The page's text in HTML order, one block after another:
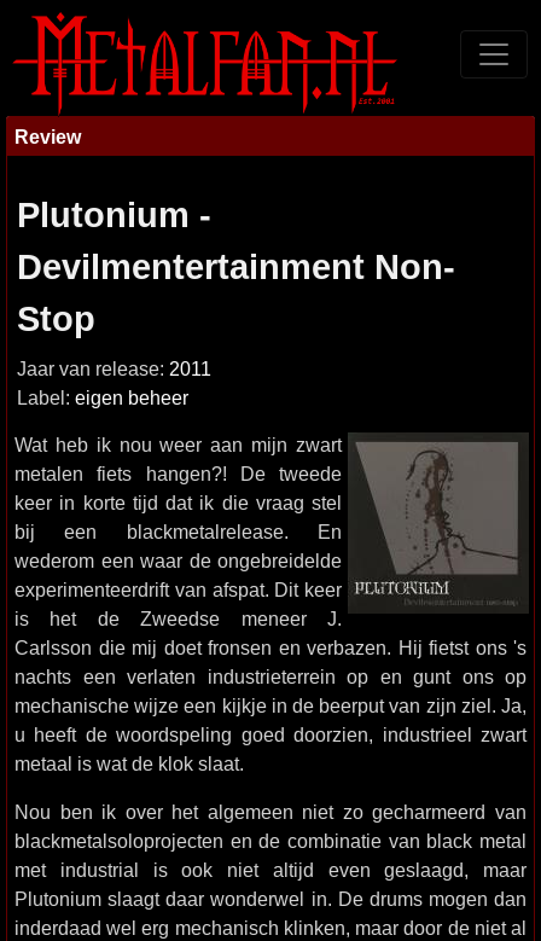
Review
Plutonium -
Devilmentertainment Non-
Stop
Jaar van release: 2011
Label: eigen beheer
Wat heb ik nou weer aan mijn zwart
metalen fiets hangen?! De tweede
keer in korte tijd dat ik die vraag stel
bij een blackmetalrelease. En
wederom een waar de ongebreidelde
experimenteerdrift van afspat. Dit keer
is het de Zweedse meneer J.
Carlsson die mij doet fronsen en verbazen. Hij fietst ons 's
nachts een verlaten industrieterrein op en gunt ons op
mechanische wijze een kijkje in de beerput van zijn ziel. Ja,
u heeft de woordspeling goed doorzien, industrieel zwart
metaal is wat de klok slaat.
Nou ben ik over het algemeen niet zo gecharmeerd van
blackmetalsoloprojecten en de combinatie van black metal
met industrial is ook niet altijd even geslaagd, maar
Plutonium slaagt daar wonderwel in. De drums mogen dan
inderdaad wel erg mechanisch klinken, maar door de niet al